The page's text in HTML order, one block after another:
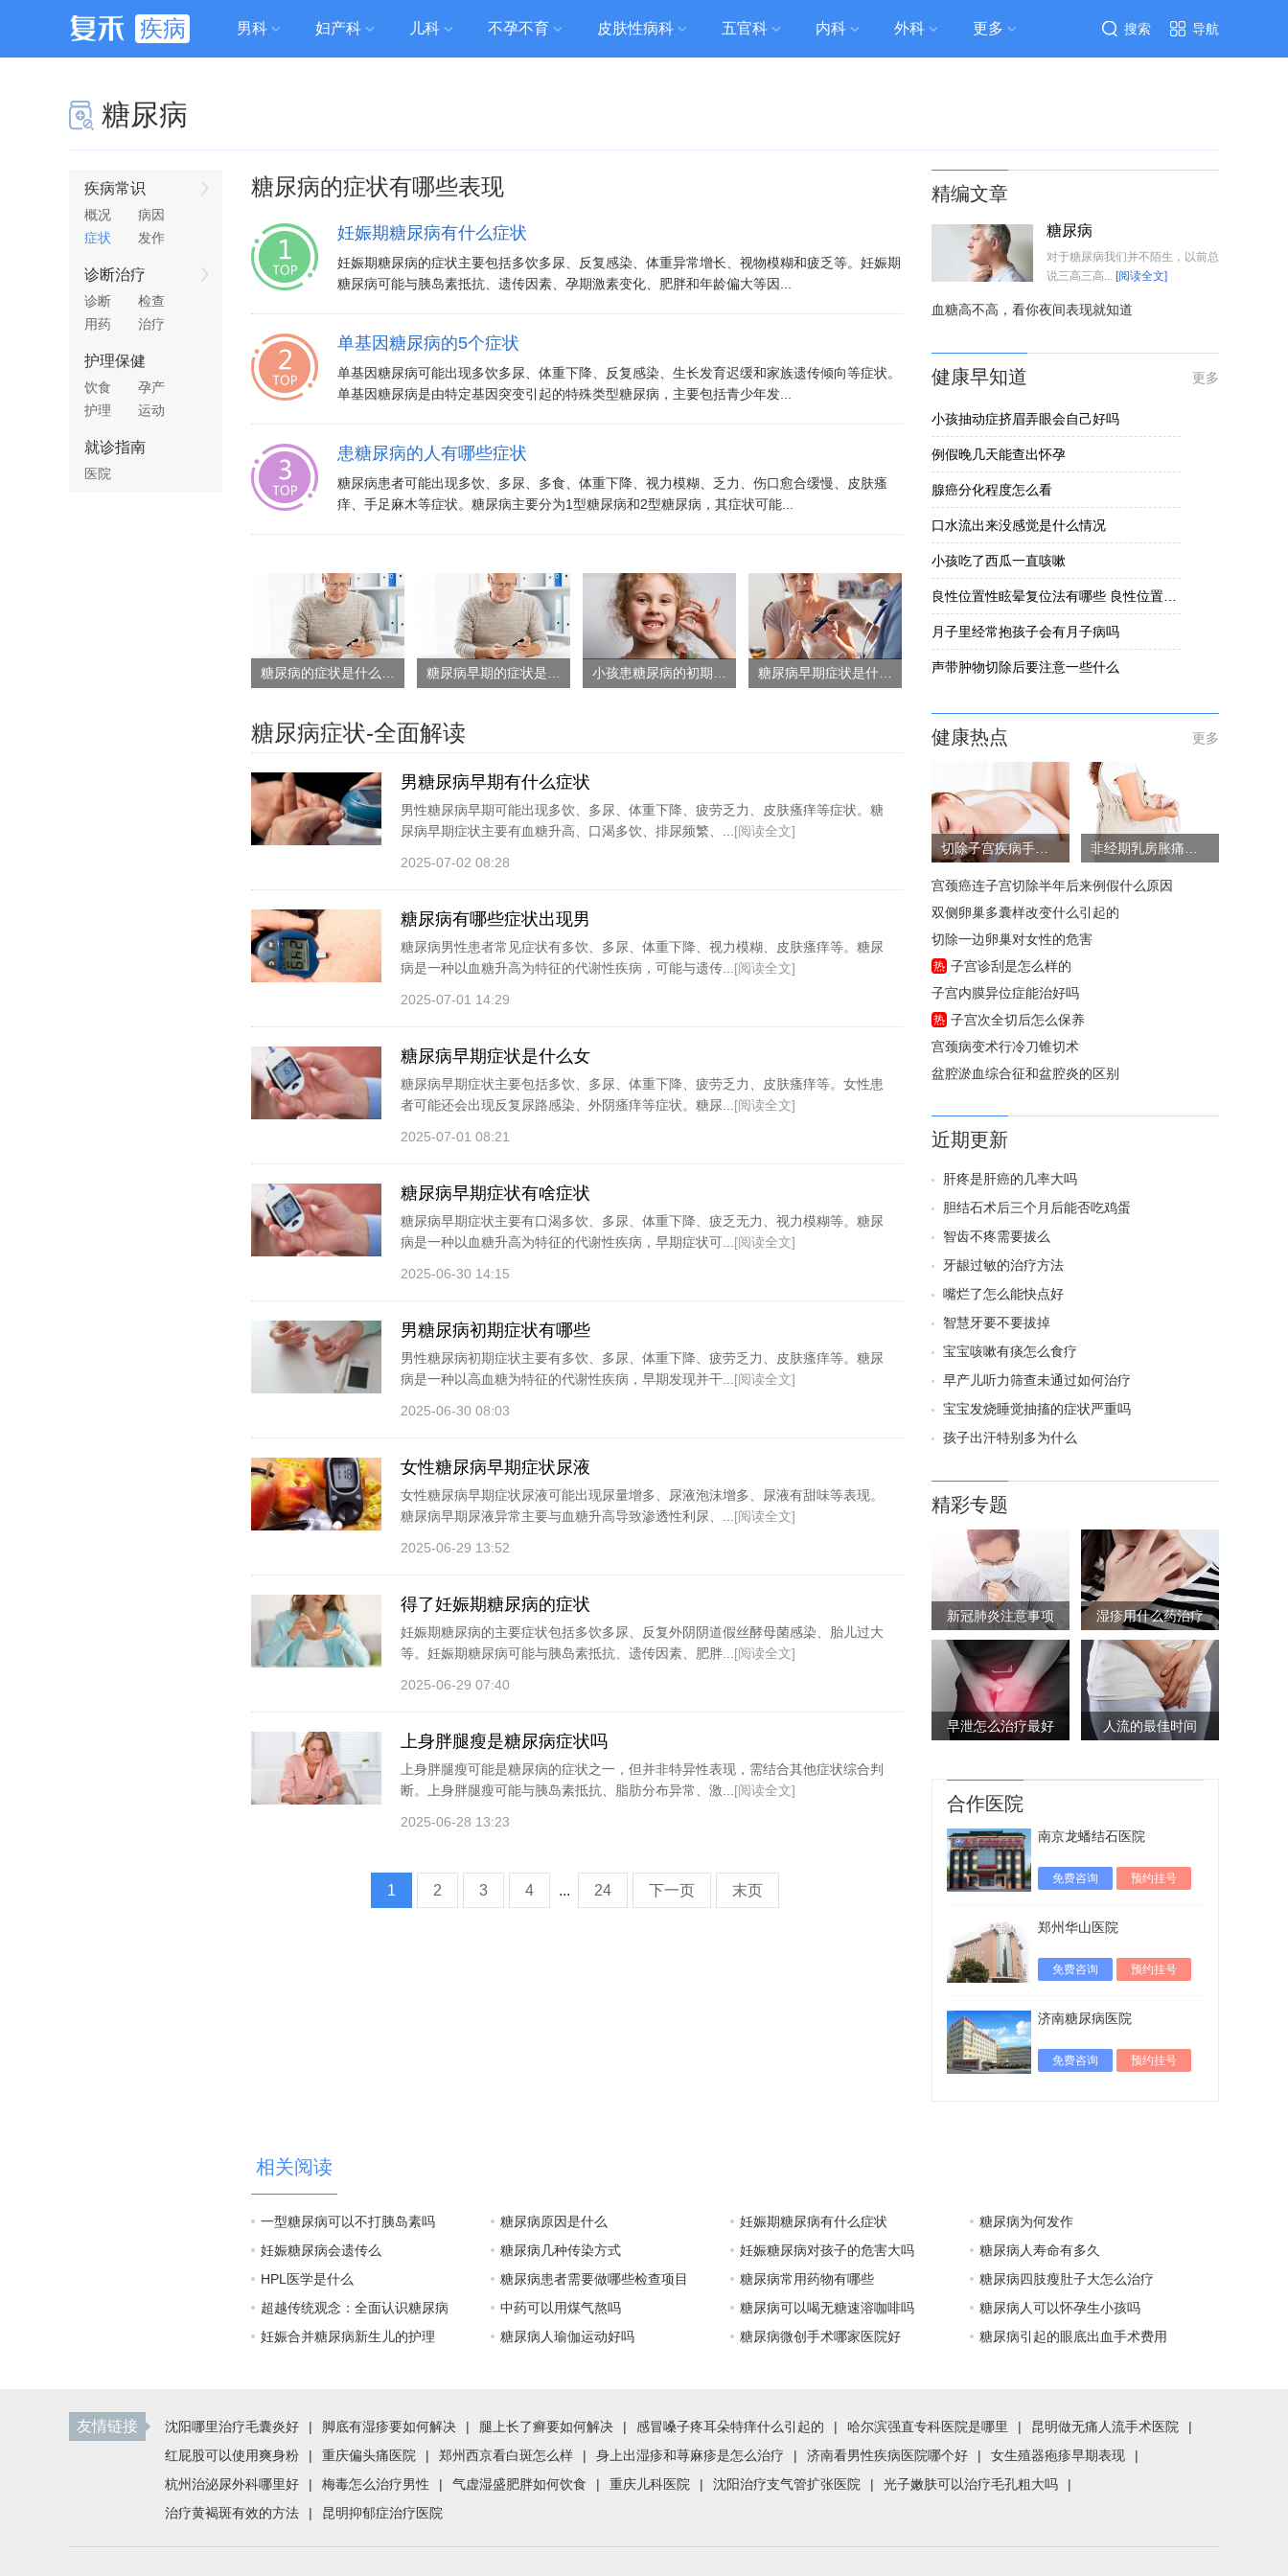
疾病 男科 妇产科 儿科 不孕不育 皮肤性病科 五官科 内科 外科 更多 导航
搜索
糖尿病
疾病常识
概况
病因
症状
发作
诊断治疗
诊断
检查
用药
治疗
护理保健
饮食
孕产
护理
运动
就诊指南
医院
糖尿病的症状有哪些表现
妊娠期糖尿病有什么症状
妊娠期糖尿病的症状主要包括多饮多尿、反复感染、体重异常增长、视物模糊和疲乏等。妊娠期
糖尿病可能与胰岛素抵抗、遗传因素、孕期激素变化、肥胖和年龄偏大等因...
单基因糖尿病的5个症状
单基因糖尿病可能出现多饮多尿、体重下降、反复感染、生长发育迟缓和家族遗传倾向等症状。
单基因糖尿病是由特定基因突变引起的特殊类型糖尿病，主要包括青少年发...
患糖尿病的人有哪些症状
糖尿病患者可能出现多饮、多尿、多食、体重下降、视力模糊、乏力、伤口愈合缓慢、皮肤瘙
痒、手足麻木等症状。糖尿病主要分为1型糖尿病和2型糖尿病，其症状可能...
糖尿病症状-全面解读
男糖尿病早期有什么症状
男性糖尿病早期可能出现多饮、多尿、体重下降、疲劳乏力、皮肤瘙痒等症状。糖
尿病早期症状主要有血糖升高、口渴多饮、排尿频繁、... [阅读全文]
2025-07-02 08:28
糖尿病有哪些症状出现男
糖尿病男性患者常见症状有多饮、多尿、体重下降、视力模糊、皮肤瘙痒等。糖尿
病是一种以血糖升高为特征的代谢性疾病，可能与遗传... [阅读全文]
2025-07-01 14:29
糖尿病早期症状是什么女
糖尿病早期症状主要包括多饮、多尿、体重下降、疲劳乏力、皮肤瘙痒等。女性患
者可能还会出现反复尿路感染、外阴瘙痒等症状。糖尿... [阅读全文]
2025-07-01 08:21
糖尿病早期症状有啥症状
糖尿病早期症状主要有口渴多饮、多尿、体重下降、疲乏无力、视力模糊等。糖尿
病是一种以血糖升高为特征的代谢性疾病，早期症状可... [阅读全文]
2025-06-30 14:15
男糖尿病初期症状有哪些
男性糖尿病初期症状主要有多饮、多尿、体重下降、疲劳乏力、皮肤瘙痒等。糖尿
病是一种以高血糖为特征的代谢性疾病，早期发现并干... [阅读全文]
2025-06-30 08:03
女性糖尿病早期症状尿液
女性糖尿病早期症状尿液可能出现尿量增多、尿液泡沫增多、尿液有甜味等表现。
糖尿病早期尿液异常主要与血糖升高导致渗透性利尿、... [阅读全文]
2025-06-29 13:52
得了妊娠期糖尿病的症状
妊娠期糖尿病的主要症状包括多饮多尿、反复外阴阴道假丝酵母菌感染、胎儿过大
等。妊娠期糖尿病可能与胰岛素抵抗、遗传因素、肥胖... [阅读全文]
2025-06-29 07:40
上身胖腿瘦是糖尿病症状吗
上身胖腿瘦可能是糖尿病的症状之一，但并非特异性表现，需结合其他症状综合判
断。上身胖腿瘦可能与胰岛素抵抗、脂肪分布异常、激... [阅读全文]
2025-06-28 13:23
1 2 3 4 ... 24 下一页 末页
精编文章
糖尿病
对于糖尿病我们并不陌生，以前总
说三高三高... [阅读全文]
血糖高不高，看你夜间表现就知道
健康早知道 更多
小孩抽动症挤眉弄眼会自己好吗
例假晚几天能查出怀孕
腺癌分化程度怎么看
口水流出来没感觉是什么情况
小孩吃了西瓜一直咳嗽
月子里经常抱孩子会有月子病吗
声带肿物切除后要注意一些什么
健康热点 更多
宫颈癌连子宫切除半年后来例假什么原因
双侧卵巢多囊样改变什么引起的
切除一边卵巢对女性的危害
热 子宫诊刮是怎么样的
子宫内膜异位症能治好吗
热 子宫次全切后怎么保养
宫颈病变术行冷刀锥切术
盆腔淤血综合征和盆腔炎的区别
近期更新
肝疼是肝癌的几率大吗
胆结石术后三个月后能否吃鸡蛋
智齿不疼需要拔么
牙龈过敏的治疗方法
嘴烂了怎么能快点好
智慧牙要不要拔掉
宝宝咳嗽有痰怎么食疗
早产儿听力筛查未通过如何治疗
宝宝发烧睡觉抽搐的症状严重吗
孩子出汗特别多为什么
精彩专题
新冠肺炎注意事项 湿疹用什么药治疗
早泄怎么治疗最好 人流的最佳时间
合作医院
南京龙蟠结石医院
免费咨询 预约挂号
郑州华山医院
免费咨询 预约挂号
济南糖尿病医院
免费咨询 预约挂号
相关阅读
一型糖尿病可以不打胰岛素吗 糖尿病原因是什么 妊娠期糖尿病有什么症状
糖尿病为何发作
妊娠糖尿病会遗传么
糖尿病几种传染方式 妊娠糖尿病对孩子的危害大吗
糖尿病人寿命有多久
HPL医学是什么
糖尿病患者需要做哪些检查项目 糖尿病常用药物有哪些
糖尿病四肢瘦肚子大怎么治疗
超越传统观念：全面认识糖尿病
中药可以用煤气熬吗 糖尿病可以喝无糖速溶咖啡吗
糖尿病人可以怀孕生小孩吗
妊娠合并糖尿病新生儿的护理
糖尿病人瑜伽运动好吗 糖尿病微创手术哪家医院好 糖尿病引起的眼底出血手术费用
友情链接 沈阳哪里治疗毛囊炎好 | 脚底有湿疹要如何解决 | 腿上长了癣要如何解决 | 感冒嗓子疼耳朵特痒什么引起的 | 哈尔滨强直专科医院是哪里 | 昆明做无痛人流手术医院
|
红屁股可以使用爽身粉
| 重庆偏头痛医院 | 郑州西京看白斑怎么样 | 身上出湿疹和荨麻疹是怎么治疗 | 济南看男性疾病医院哪个好 | 女生殖器疱疹早期表现
|
杭州治泌尿外科哪里好
| 梅毒怎么治疗男性 | 气虚湿盛肥胖如何饮食 | 重庆儿科医院 | 沈阳治疗支气管扩张医院 | 光子嫩肤可以治疗毛孔粗大吗
|
治疗黄褐斑有效的方法
| 昆明抑郁症治疗医院